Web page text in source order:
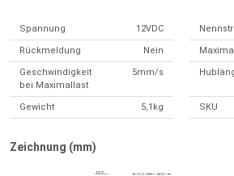
Spannung 12VDC
Rückmeldung Nein
Geschwindigkeit
bei Maximallast
5mm/s
Gewicht 5,1kg SKU
Zeichnung (mm)